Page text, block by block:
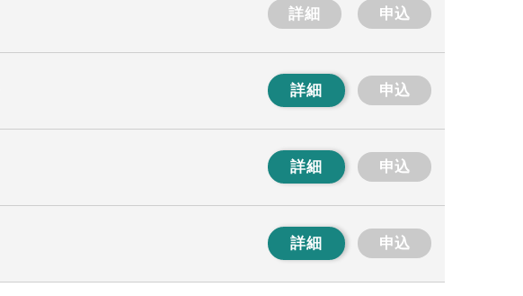
詳細 申込
詳細 申込
詳細 申込
詳細 申込